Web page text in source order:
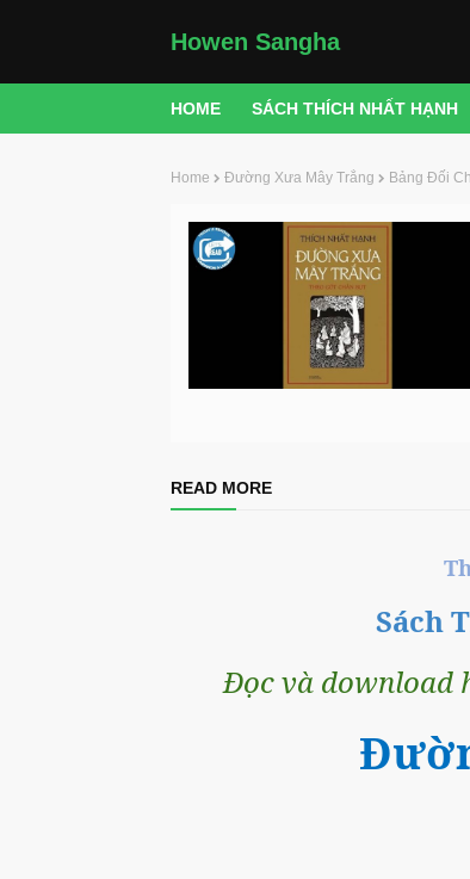
Howen Sangha
HOME SÁCH THÍCH NHẤT HẠNH
Home Đường Xưa Mây Trắng Bảng Đối
READ MORE
Sách
Đọc và download